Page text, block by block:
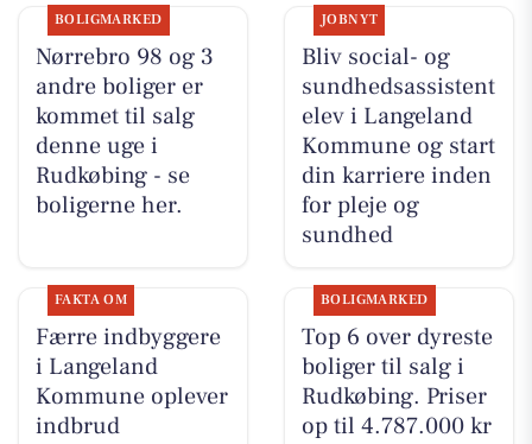
BOLIGMARKED
Nørrebro 98 og 3
andre boliger er
kommet til salg
denne uge i
Rudkøbing - se
boligerne her.
JOBNYT
Bliv social- og
sundhedsassistent
elev i Langeland
Kommune og start
din karriere inden
for pleje og
sundhed
FAKTA OM
Færre indbyggere
i Langeland
Kommune oplever
indbrud
BOLIGMARKED
Top 6 over dyreste
boliger til salg i
Rudkøbing. Priser
op til 4.787.000 kr